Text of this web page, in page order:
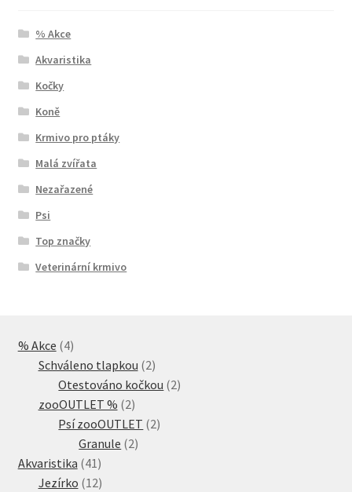
% Akce
Akvaristika
Kočky
Koně
Krmivo pro ptáky
Malá zvířata
Nezařazené
Psi
Top značky
Veterinární krmivo
% Akce 44
produkty
Schváleno tlapkou 22
produkty
Otestováno kočkou 22
zooOUTLET % 22
produkty
Psí zooOUTLET 22
Granule 22
Akvaristika 41 41
produktů
Jezírko 1212